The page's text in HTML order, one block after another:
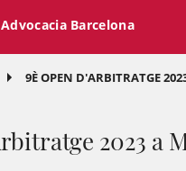
Advocacia Barcelona
9È OPEN D'ARBITRATGE
2023 a